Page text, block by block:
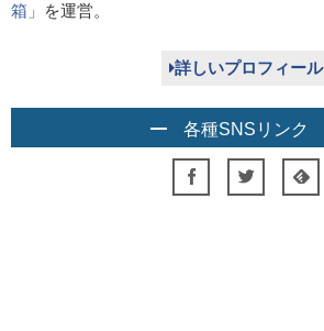
箱」
を運営。
詳しいプロフィール
各種SNSリンク